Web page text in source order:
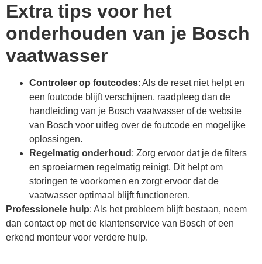
Extra tips voor het
onderhouden van je Bosch
vaatwasser
Controleer op foutcodes: Als de reset niet helpt en
een foutcode blijft verschijnen, raadpleeg dan de
handleiding van je Bosch vaatwasser of de website
van Bosch voor uitleg over de foutcode en mogelijke
oplossingen.
Regelmatig onderhoud : Zorg ervoor dat je de filters
en sproeiarmen regelmatig reinigt. Dit helpt om
storingen te voorkomen en zorgt ervoor dat de
vaatwasser optimaal blijft functioneren.
Professionele hulp: Als het probleem blijft bestaan, neem
dan contact op met de klantenservice van Bosch of een
erkend monteur voor verdere hulp.